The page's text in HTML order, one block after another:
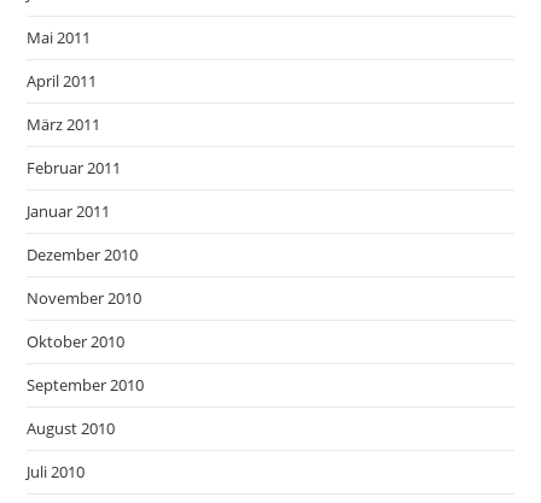
Mai 2011
April 2011
März 2011
Februar 2011
Januar 2011
Dezember 2010
November 2010
Oktober 2010
September 2010
August 2010
Juli 2010